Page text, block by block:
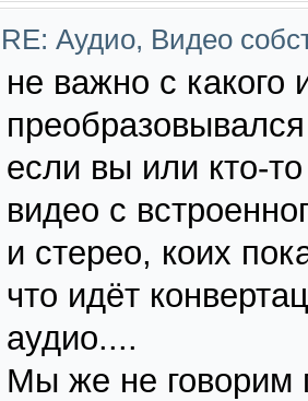
RE: Аудио, Видео
не важно с какого
если вы или кто-
видео с
и стерео, коих
что идёт
аудио....
Мы же не говорим